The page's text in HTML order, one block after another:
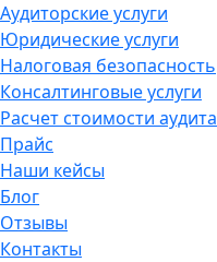
Аудиторские услуги
Юридические услуги
Налоговая безопасность
Консалтинговые услуги
Расчет стоимости аудита
Прайс
Наши кейсы
Блог
Отзывы
Контакты